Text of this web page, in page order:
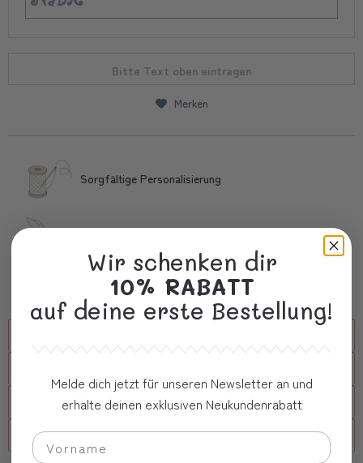
Bitte Text oben eintragen
Merken
Sorgfältige Personalisierung
Schnelle Lieferung
Kostbare Verpackung
Firmenkunde
Wir schenken dir
10% RABATT
auf deine erste Bestellung!
Melde dich jetzt für unseren Newsletter an und
erhalte deinen exklusiven Neukundenrabatt